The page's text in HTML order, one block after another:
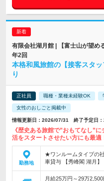
有限会社湖月館 | 【富士山が望
年2回
本格和風旅館の【接客スタ
り
正社員 職種・業種未経験OK
女性のおしごと掲載中
情報更新日：2026/07/31 終了予定日
《歴史ある旅館で”おもてなし”
活をスタートさせたい方にも最適
勤務地
★ワンルームタイプの
車貸与 【秀峰閣 湖月
月給25万円～29万